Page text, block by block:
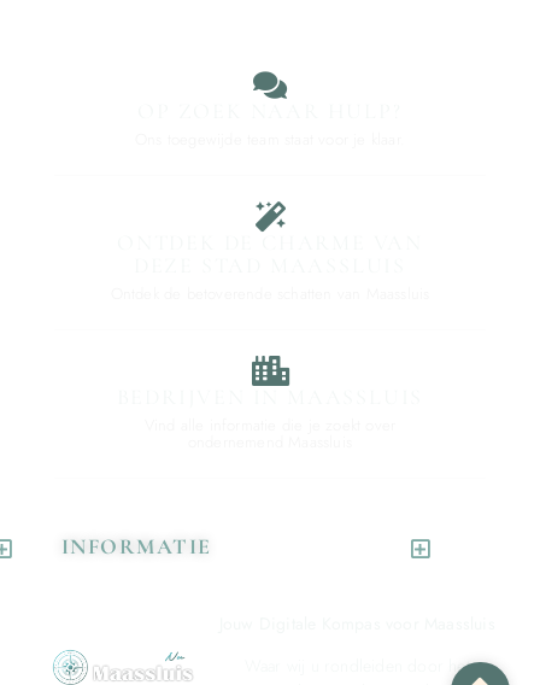
INFORMATIE
Waar wij u rondleiden door het